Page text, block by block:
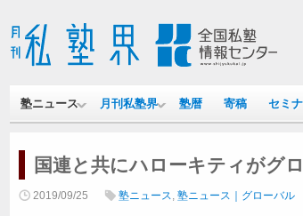
塾ニュース 月刊私塾界 塾暦 寄稿 セミ
国連と共にハローキティがグ
2019/09/25 塾ニュース, 塾ニュース｜グローバル